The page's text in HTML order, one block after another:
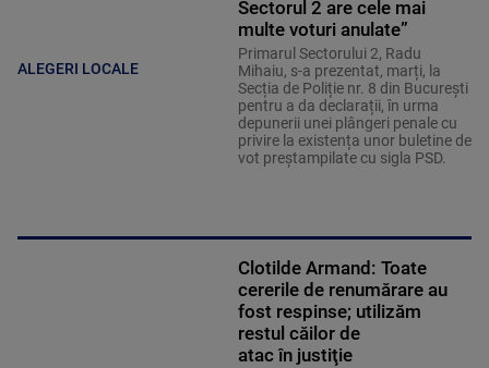
ALEGERI LOCALE
Sectorul 2 are cele mai
multe voturi anulate”
Primarul Sectorului 2, Radu
Mihaiu, s-a prezentat, marți, la
Secția de Poliție nr. 8 din București
pentru a da declarații, în urma
depunerii unei plângeri penale cu
privire la existența unor buletine de
vot preștampilate cu sigla PSD.
Clotilde Armand: Toate
cererile de renumărare au
fost respinse; utilizăm
restul căilor de
atac în justiţie